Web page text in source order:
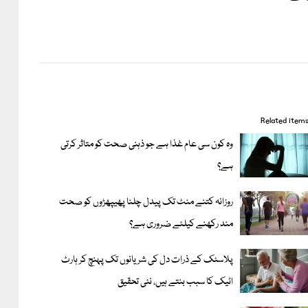
Related items
وہ کون سی عام غذا ہے جو ذہنی صحت کو متاثر کرتی
ہے؟
روزانہ کتنے منٹ تک پیدل چلنا پھیپھڑوں کو صحت
مند رکھنے کیلئے ضروری ہے؟
پلاسٹک کے ذرات دل کی شریانوں تک پہنچ کر ہارٹ
اٹیک کا سبب بنتے ہیں، نئی تحقیق